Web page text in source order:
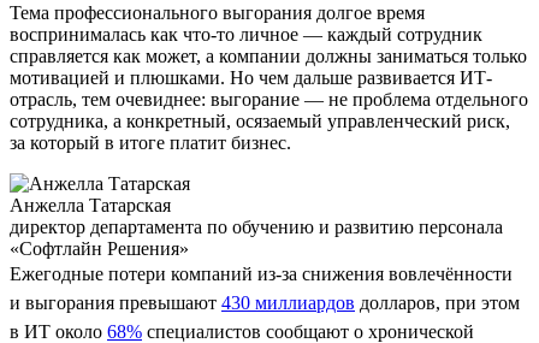
Тема профессионального выгорания долгое время
воспринималась как что-то личное — каждый сотрудник
справляется как может, а компании должны заниматься только
мотивацией и плюшками. Но чем дальше развивается ИТ-
отрасль, тем очевиднее: выгорание — не проблема отдельного
сотрудника, а конкретный, осязаемый управленческий риск,
за который в итоге платит бизнес.
Анжелла Татарская
директор департамента по обучению и развитию персонала
«Софтлайн Решения»
Ежегодные потери компаний из-за снижения вовлечённости
и выгорания превышают 430 миллиардов долларов, при этом
в ИТ около 68% специалистов сообщают о хронической